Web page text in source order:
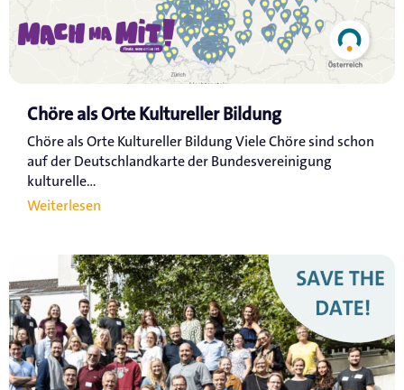
Chöre als Orte Kultureller Bildung
Chöre als Orte Kultureller Bildung Viele Chöre sind schon
auf der Deutschlandkarte der Bundesvereinigung
kulturelle...
Weiterlesen